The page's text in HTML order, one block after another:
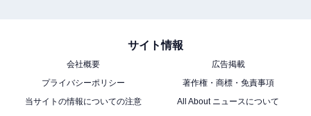
サイト情報
会社概要
広告掲載
プライバシーポリシー
著作権・商標・免責事項
当サイトの情報についての注意
All About ニュースについて